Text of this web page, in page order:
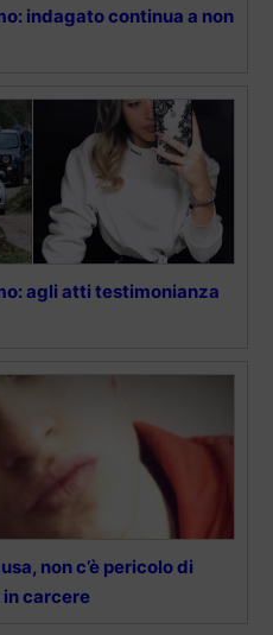
indagato continua a non
agli atti testimonianza
non c’è pericolo di
carcere